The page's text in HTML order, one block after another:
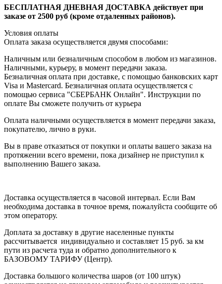
БЕСПЛАТНАЯ ДНЕВНАЯ ДОСТАВКА действует при
заказе от 2500 руб (кроме отдаленных районов).
Условия оплаты
Оплата заказа осуществляется двумя способами:
Наличным или безналичным способом в любом из магазинов.
Наличными, курьеру, в момент передачи заказа.
Безналичная оплата при доставке, с помощью банковских карт
Visa и Mastercard. Безналичная оплата осуществляется с
помощью сервиса "СБЕРБАНК Онлайн". Инструкции по
оплате Вы сможете получить от курьера
Оплата наличными осуществляется в момент передачи заказа,
покупателю, лично в руки.
Вы в праве отказаться от покупки и оплаты вашего заказа на
протяжении всего времени, пока дизайнер не приступил к
выполнению Вашего заказа.
Доставка осуществляется в часовой интервал. Если Вам
необходима доставка в точное время, пожалуйста сообщите об
этом оператору.
Доплата за доставку в другие населенные пункты
рассчитывается индивидуально и составляет 15 руб. за км
пути из расчета туда и обратно дополнительного к
БАЗОВОМУ ТАРИФУ (Центр).
Доставка большого количества шаров (от 100 штук)